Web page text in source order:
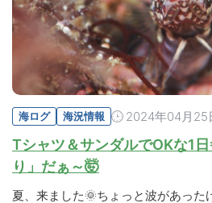
海ログ 海況情報 2024年04月25
Tシャツ＆サンダルでOKな1
り」だぁ～🤯
夏、来ました🌞ちょっと波があった